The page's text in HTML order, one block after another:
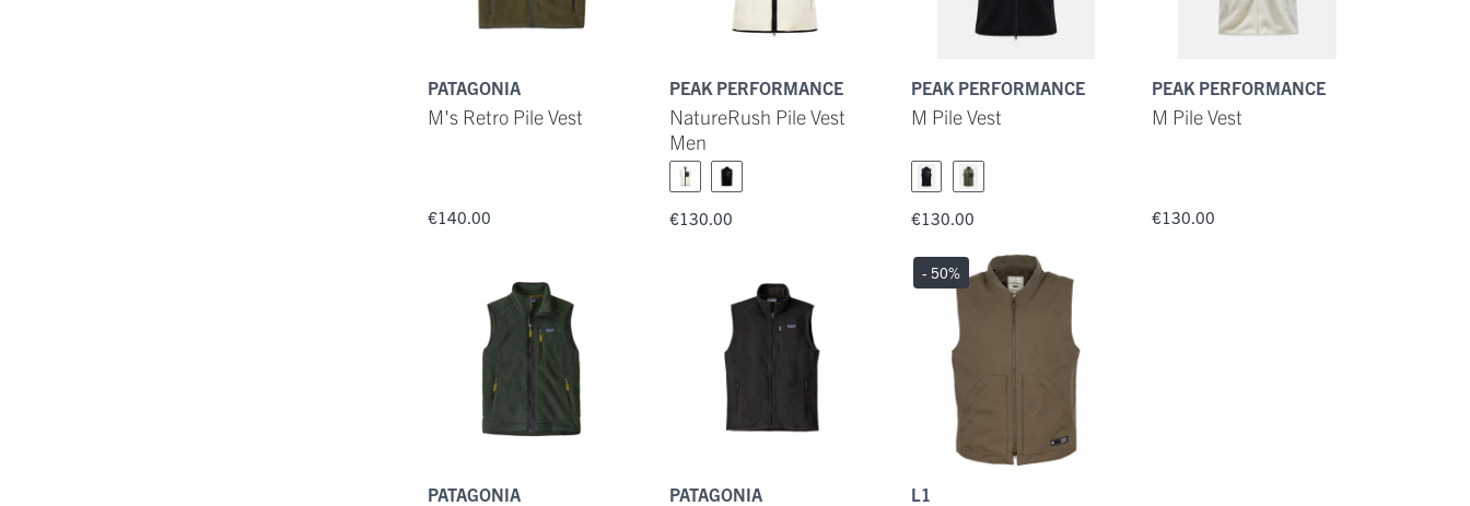
PATAGONIA
M's Retro Pile Vest
€140.00
PEAK PERFORMANCE
NatureRush Pile Vest
Men
€130.00
PEAK PERFORMANCE
M Pile Vest
€130.00
PEAK PERFORMANCE
M Pile Vest
€130.00
PATAGONIA PATAGONIA L1
- 50%